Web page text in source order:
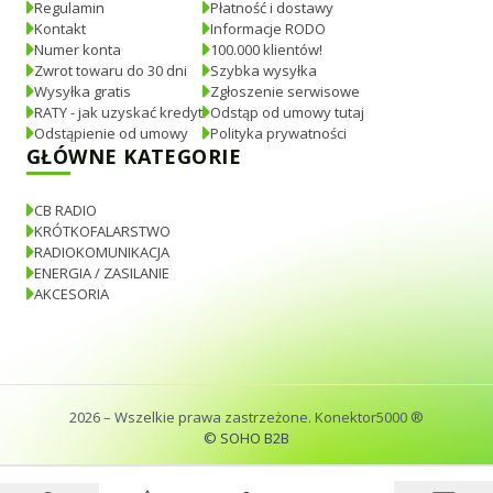
Regulamin
Kontakt
Numer konta
Zwrot towaru do 30 dni
Wysyłka gratis
RATY - jak uzyskać kredyt
Odstąpienie od umowy
Płatność i dostawy
Informacje RODO
100.000 klientów!
Szybka wysyłka
Zgłoszenie serwisowe
Odstąp od umowy tutaj
Polityka prywatności
GŁÓWNE KATEGORIE
CB RADIO
KRÓTKOFALARSTWO
RADIOKOMUNIKACJA
ENERGIA / ZASILANIE
AKCESORIA
2026– Wszelkie prawa zastrzeżone. Konektor5000 ®
© SOHO B2B